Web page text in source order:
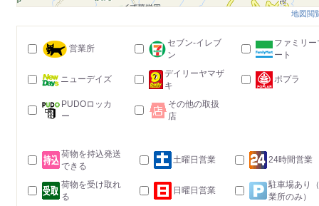
地図閲
営業所
セブン-イレブ
ン
ファミリー
ート
ニューデイズ
デイリーヤマザ
キ
ポプラ
PUDOロッカ
ー
その他の取扱
店
荷物を持込発送
できる
土曜日営業 24時間営業
荷物を受け取れ
る
日曜日営業
駐車場あり
業所のみ）